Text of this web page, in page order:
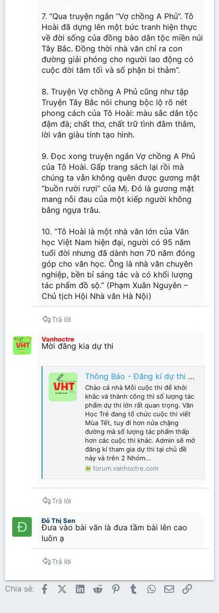
7. “Qua truyện ngắn “Vợ chồng A Phủ”. Tô
Hoài đã dựng lên một bức tranh hiện thực
về đời sống của đồng bào dân tộc miền núi
Tây Bắc. Đồng thời nhà văn chỉ ra con
đường giải phóng cho người lao động có
cuộc đời tăm tối và số phận bi thảm”.
8. Truyện Vợ chồng A Phủ cũng như tập
Truyện Tây Bắc nói chung bộc lộ rõ nét
phong cách của Tô Hoài: màu sắc dân tộc
đậm đà; chất thơ, chất trữ tình đằm thắm,
lời văn giàu tính tạo hình.
9. Đọc xong truyện ngắn Vợ chồng A Phủ
của Tô Hoài. Gấp trang sách lại rồi mà
chúng ta vẫn không quên được gương mặt
“buồn rười rượi” của Mị. Đó là gương mặt
mang nỗi đau của một kiếp người không
bằng ngựa trâu.
10. “Tô Hoài là một nhà văn lớn của Văn
học Việt Nam hiện đại, người có 95 năm
tuổi đời nhưng đã dành hơn 70 năm đóng
góp cho văn học. Ông là nhà văn chuyên
nghiệp, bền bỉ sáng tác và có khối lượng
tác phẩm đồ sộ.” (Phạm Xuân Nguyên –
Chủ tịch Hội Nhà văn Hà Nội)
Trả lời
Vanhoctre
Mời đăng kia dự thi
Thông Báo - Đăng kí dự thi cuộc thi sáng tác văn học Mùa Tết VHT 2023
Chào cả nhà Mỗi cuộc thi để khởi
khắc và thành công thì số lượng tác
phẩm dự thi lớn rất quan trọng. Văn
Học Trẻ đang tổ chức cuộc thi viết
Mùa Tết, tuy đi hơn nửa chặng
đường mà số lượng tác phẩm thấp
hơn các cuộc thi khác. Admin sẽ mở
đăng kí tham gia dự thi tại chủ đề
này và trên 2 Nhóm...
forum.vanhoctre.com
Trả lời
Đ Đỗ Thị Sen
Đưa vào bài văn là đưa tầm bài lên cao
luôn ạ
Trả lời
Chia sẻ: FacebookX (Twitter)
LinkedInReddit Pinterest
TumblrWhatsApp
EmailLink